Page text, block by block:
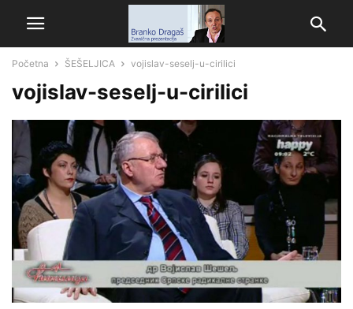
Početna ŠEŠELJICA vojislav-seselj-u-cirilici
vojislav-seselj-u-cirilici